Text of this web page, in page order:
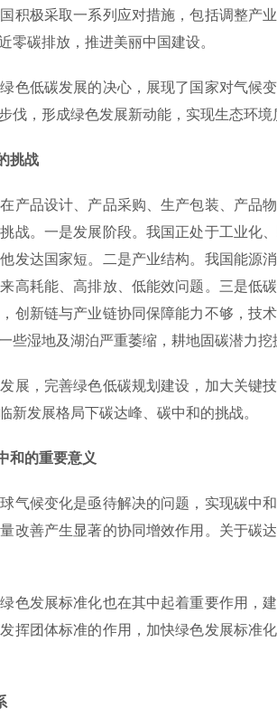
极采取一系列应对措施，包括调整产业
零碳排放，推进美丽中国建设。
低碳发展的决心，展现了国家对气候
伐，形成绿色发展新动能，实现生态环境
挑战
品设计、产品采购、生产包装、产品
战。一是发展阶段。我国正处于工业化
发达国家短。二是产业结构。我国能源
高耗能、高排放、低能效问题。三是低
创新链与产业链协同保障能力不够，技
些湿地及湖泊严重萎缩，耕地固碳潜力挖
，完善绿色低碳规划建设，加大关键
新发展格局下碳达峰、碳中和的挑战。
的重要意义
候变化是亟待解决的问题，实现碳中
改善产生显著的协同增效作用。关于碳
发展标准化也在其中起着重要作用，
挥团体标准的作用，加快绿色发展标准